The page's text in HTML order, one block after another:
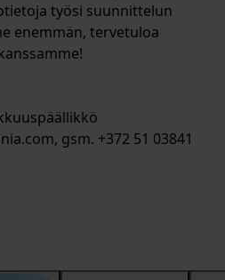
työsi suunnittelun
enemmän, tervetuloa
gsm. +372 51 03841